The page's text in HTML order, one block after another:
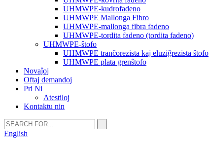
UHMWPE-kudrofadeno
UHMWPE Mallonga Fibro
UHMWPE-mallonga fibra fadeno
UHMWPE-tordita fadeno (tordita fadeno)
UHMWPE-ŝtofo
UHMWPE tranĉorezista kaj eluziĝrezista ŝtofo
UHMWPE plata grenŝtofo
Novaĵoj
Oftaj demandoj
Pri Ni
Atestiloj
Kontaktu nin
English